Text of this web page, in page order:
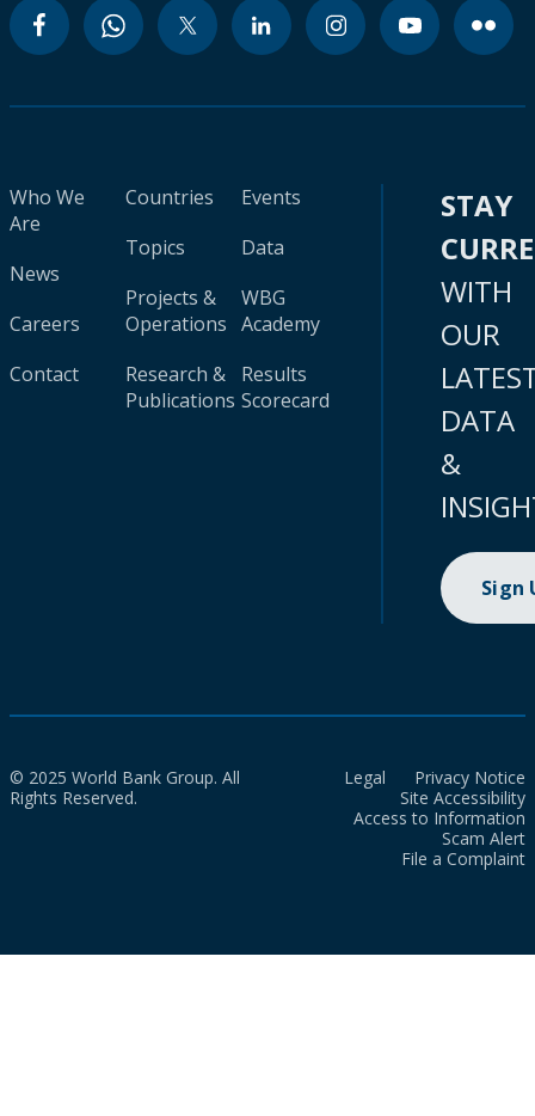
Who We
Are
News
Careers
Contact
Countries
Topics
Projects &
Operations
Research &
Publications
Events
Data
WBG
Academy
Results
Scorecard
STAY
WITH
OUR
DATA
&
Sign
© 2025 World Bank Group. All
Rights Reserved.
Legal
Privacy Notice
Site Accessibility
Access to Information
Scam Alert
File a Complaint